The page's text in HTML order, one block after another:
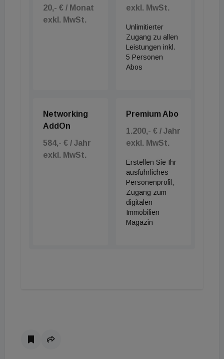
20,- € / Monat
exkl. MwSt.
exkl. MwSt.
Unlimitierter
Zugang zu allen
Leistungen inkl.
5 Personen
Abos
Networking
AddOn
584,- € / Jahr
exkl. MwSt.
Premium Abo
1.200,- € / Jahr
exkl. MwSt.
Erstellen Sie Ihr
ausführliches
Personenprofil,
Zugang zum
digitalen
Immobilien
Magazin